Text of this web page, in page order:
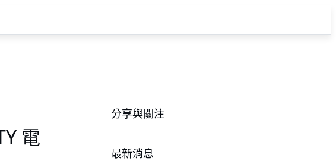
電
分享與關注
最新消息